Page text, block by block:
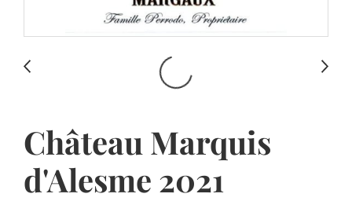
Château Marquis
d'Alesme 2021